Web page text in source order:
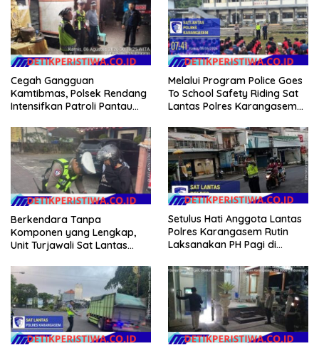
Cegah Gangguan
Kamtibmas, Polsek Rendang
Intensifkan Patroli Pantau
Melalui Program Police Goes
To School Safety Riding Sat
Lantas Polres Karangasem
Berkendara kepada Siswa
Siswi SMP N 6 Abang
Berkendara Tanpa
Komponen yang Lengkap,
Unit Turjawali Sat Lantas
Tilang Manual
Setulus Hati Anggota Lantas
Polres Karangasem Rutin
Laksanakan PH Pagi di